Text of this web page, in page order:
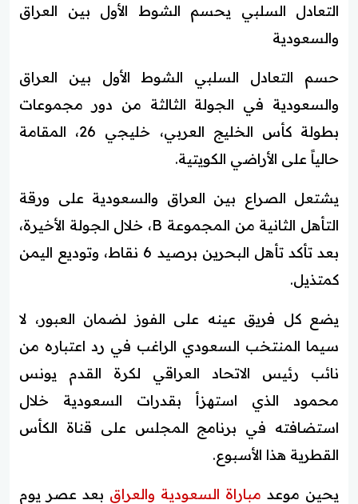
التعادل السلبي يحسم الشوط الأول بين العراق
والسعودية
حسم التعادل السلبي الشوط الأول بين العراق
والسعودية في الجولة الثالثة من دور مجموعات
بطولة كأس الخليج العربي، خليجي 26، المقامة
حالياً على الأراضي الكويتية.
يشتعل الصراع بين العراق والسعودية على ورقة
التأهل الثانية من المجموعة B، خلال الجولة الأخيرة،
بعد تأكد تأهل البحرين برصيد 6 نقاط، وتوديع اليمن
كمتذيل.
يضع كل فريق عينه على الفوز لضمان العبور، لا
سيما المنتخب السعودي الراغب في رد اعتباره من
نائب رئيس الاتحاد العراقي لكرة القدم يونس
محمود الذي استهزأ بقدرات السعودية خلال
استضافته في برنامج المجلس على قناة الكأس
القطرية هذا الأسبوع.
يحين موعد مباراة السعودية والعراق بعد عصر يوم